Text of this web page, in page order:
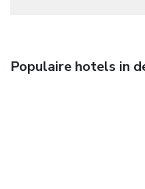
Populaire hotels in